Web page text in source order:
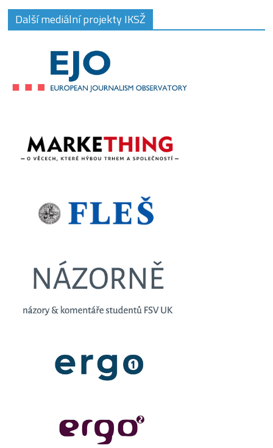
Další mediální projekty IKSŽ